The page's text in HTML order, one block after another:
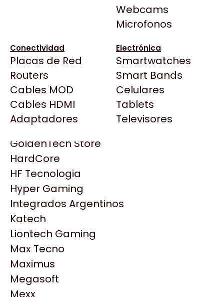
Webcams
Microfonos
Conectividad
Placas de Red
Routers
Cables MOD
Cables HDMI
Adaptadores
Electrónica
Smartwatches
Smart Bands
Celulares
Tablets
Televisores
Deepcool
Dell
EVGA
Gamemax
Genesis
Genius
HP
HyperX
INNO3D
Intel
Kingston
Lenovo
Logitech
MSI
NVIDIA GeForce
NZXT
Click Gaming
Compufan Store
Dinobyte
Full H4rd
Gaming City
Gezatek
GoldenTech Store
HardCore
HF Tecnologia
Hyper Gaming
Integrados Argentinos
Katech
Liontech Gaming
Max Tecno
Maximus
Megasoft
Mexx